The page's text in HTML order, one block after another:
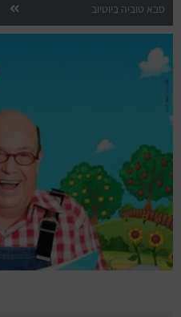
הופעות חיות
הצגות תיאטרון
מחול ובלט
קונצרטים
הרצאות
סרטים
סבא טוביה ביוטיוב